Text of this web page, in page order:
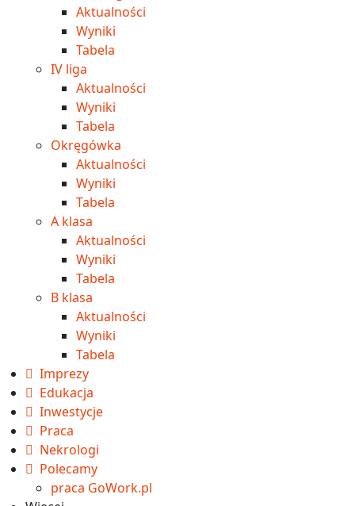
Aktualności
Wyniki
Tabela
IV liga
Aktualności
Wyniki
Tabela
Okręgówka
Aktualności
Wyniki
Tabela
A klasa
Aktualności
Wyniki
Tabela
B klasa
Aktualności
Wyniki
Tabela
Imprezy
Edukacja
Inwestycje
Praca
Nekrologi
Polecamy
praca GoWork.pl